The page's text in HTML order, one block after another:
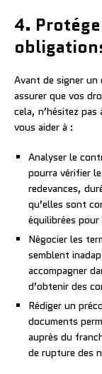
4.
Avant de signer
assurer que vos
cela, n’hésitez
vous aider à :
Analyser le
pourra vérifier
redevances,
qu’elles sont
équilibrées
Négocier les
semblent
accompagner
d’obtenir des
Rédiger un
documents
auprès du
de rupture des